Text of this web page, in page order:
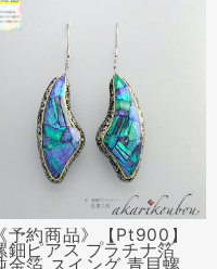
《予約商品》【Pt900】
鈿ピアス プラチナ箔